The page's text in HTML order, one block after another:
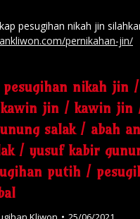
pesugihan nikah jin
pernikahan-jin/
nikah jin /
kawin jin / kawin jin
salak / abah
/ yusuf kabir
putih /